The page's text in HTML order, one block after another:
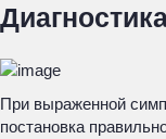
При выраженной
постановка